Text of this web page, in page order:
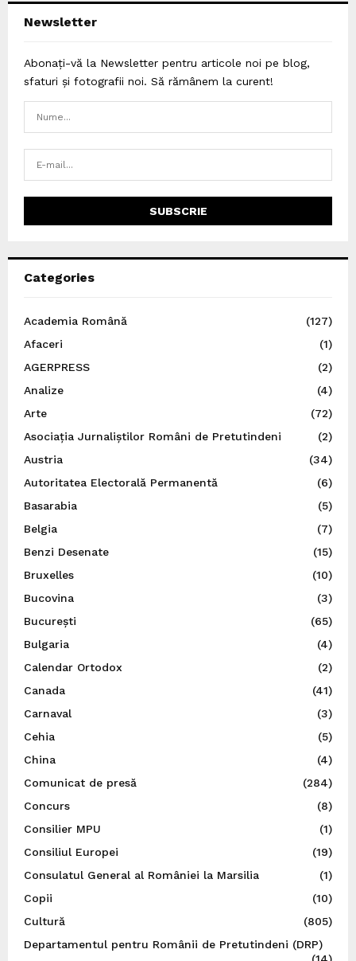
Newsletter
Abonați-vă la Newsletter pentru articole noi pe blog,
sfaturi și fotografii noi. Să rămânem la curent!
Categories
Academia Română
(127)
Afaceri
(1)
AGERPRESS
(2)
Analize
(4)
Arte
(72)
Asociația Jurnaliștilor Români de Pretutindeni
(2)
Austria
(34)
Autoritatea Electorală Permanentă
(6)
Basarabia
(5)
Belgia
(7)
Benzi Desenate
(15)
Bruxelles
(10)
Bucovina
(3)
București
(65)
Bulgaria
(4)
Calendar Ortodox
(2)
Canada
(41)
Carnaval
(3)
Cehia
(5)
China
(4)
Comunicat de presă
(284)
Concurs
(8)
Consilier MPU
(1)
Consiliul Europei
(19)
Consulatul General al României la Marsilia
(1)
Copii
(10)
Cultură
(805)
Departamentul pentru Românii de Pretutindeni (DRP)